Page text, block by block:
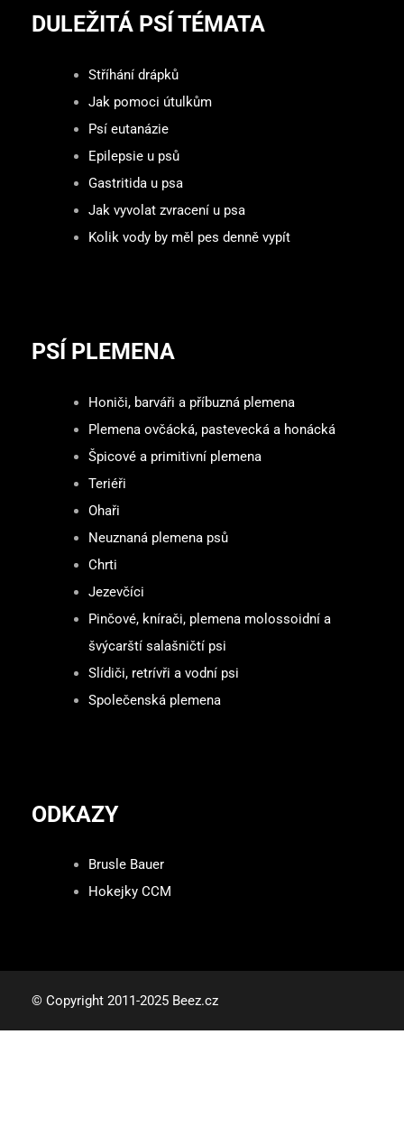
DULEŽITÁ PSÍ TÉMATA
Stříhání drápků
Jak pomoci útulkům
Psí eutanázie
Epilepsie u psů
Gastritida u psa
Jak vyvolat zvracení u psa
Kolik vody by měl pes denně vypít
PSÍ PLEMENA
Honiči, barváři a příbuzná plemena
Plemena ovčácká, pastevecká a honácká
Špicové a primitivní plemena
Teriéři
Ohaři
Neuznaná plemena psů
Chrti
Jezevčíci
Pinčové, knírači, plemena molossoidní a
švýcarští salašničtí psi
Slídiči, retrívři a vodní psi
Společenská plemena
ODKAZY
Brusle Bauer
Hokejky CCM
© Copyright 2011-2025 Beez.cz